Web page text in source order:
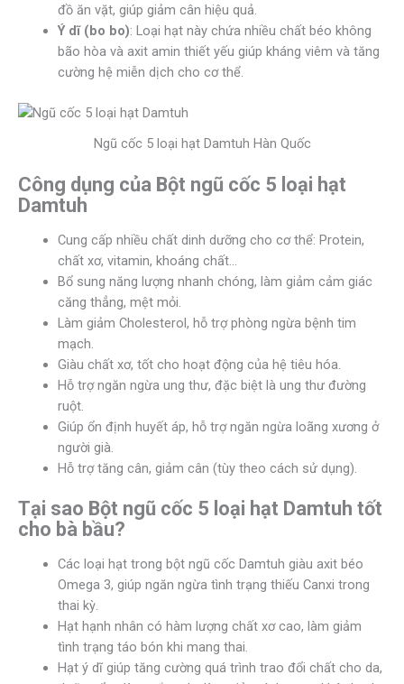
đồ ăn vặt, giúp giảm cân hiệu quả.
Ý dĩ (bo bo): Loại hạt này chứa nhiều chất béo không
bão hòa và axit amin thiết yếu giúp kháng viêm và tăng
cường hệ miễn dịch cho cơ thể.
Ngũ cốc 5 loại hạt Damtuh Hàn Quốc
Công dụng của Bột ngũ cốc 5 loại hạt
Damtuh
Cung cấp nhiều chất dinh dưỡng cho cơ thể: Protein,
chất xơ, vitamin, khoáng chất…
Bổ sung năng lượng nhanh chóng, làm giảm cảm giác
căng thẳng, mệt mỏi.
Làm giảm Cholesterol, hỗ trợ phòng ngừa bệnh tim
mạch.
Giàu chất xơ, tốt cho hoạt động của hệ tiêu hóa.
Hỗ trợ ngăn ngừa ung thư, đặc biệt là ung thư đường
ruột.
Giúp ổn định huyết áp, hỗ trợ ngăn ngừa loãng xương ở
người già.
Hỗ trợ tăng cân, giảm cân (tùy theo cách sử dụng).
Tại sao Bột ngũ cốc 5 loại hạt Damtuh tốt
cho bà bầu?
Các loại hạt trong bột ngũ cốc Damtuh giàu axit béo
Omega 3, giúp ngăn ngừa tình trạng thiếu Canxi trong
thai kỳ.
Hạt hạnh nhân có hàm lượng chất xơ cao, làm giảm
tình trạng táo bón khi mang thai.
Hạt ý dĩ giúp tăng cường quá trình trao đổi chất cho da,